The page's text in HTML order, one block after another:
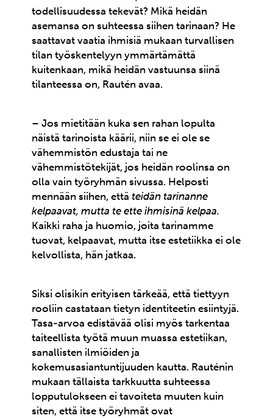
todellisuudessa tekevät? Mikä heidän
asemansa on suhteessa siihen tarinaan? He
saattavat vaatia ihmisiä mukaan turvallisen
tilan työskentelyyn ymmärtämättä
kuitenkaan, mikä heidän vastuunsa siinä
tilanteessa on, Rautén avaa.
– Jos mietitään kuka sen rahan lopulta
näistä tarinoista käärii, niin se ei ole se
vähemmistön edustaja tai ne
vähemmistötekijät, jos heidän roolinsa on
olla vain työryhmän sivussa. Helposti
mennään siihen, että teidän tarinanne
kelpaavat, mutta te ette ihmisinä kelpaa.
Kaikki raha ja huomio, joita tarinamme
tuovat, kelpaavat, mutta itse estetiikka ei ole
kelvollista, hän jatkaa.
Siksi olisikin erityisen tärkeää, että tiettyyn
rooliin castataan tietyn identiteetin esiintyjä.
Tasa-arvoa edistävää olisi myös tarkentaa
taiteellista työtä muun muassa estetiikan,
sanallisten ilmiöiden ja
kokemusasiantuntijuuden kautta. Rauténin
mukaan tällaista tarkkuutta suhteessa
lopputulokseen ei tavoiteta muuten kuin
siten, että itse työryhmät ovat